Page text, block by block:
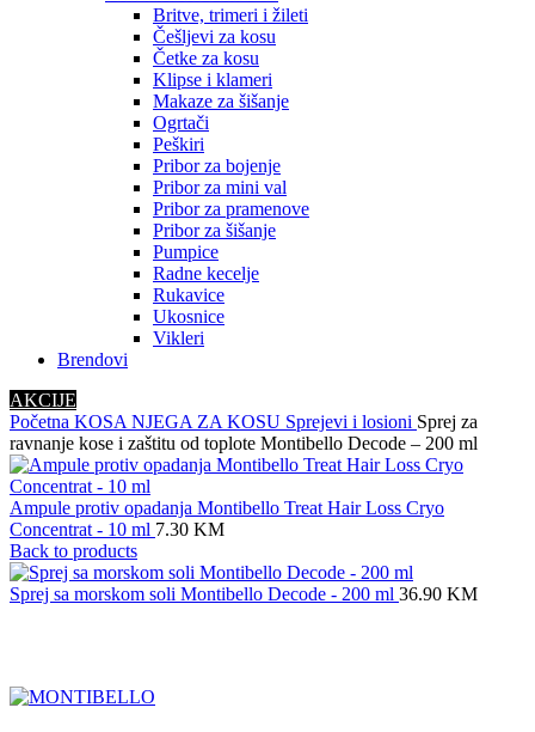
Britve, trimeri i žileti
Češljevi za kosu
Četke za kosu
Klipse i klameri
Makaze za šišanje
Ogrtači
Peškiri
Pribor za bojenje
Pribor za mini val
Pribor za pramenove
Pribor za šišanje
Pumpice
Radne kecelje
Rukavice
Ukosnice
Vikleri
Brendovi
AKCIJE
Početna KOSA NJEGA ZA KOSU Sprejevi i losioni Sprej za
ravnanje kose i zaštitu od toplote Montibello Decode – 200 ml
Ampule protiv opadanja Montibello Treat Hair Loss Cryo
Concentrat - 10 ml 7.30 KM
Back to products
Sprej sa morskom soli Montibello Decode - 200 ml 36.90 KM